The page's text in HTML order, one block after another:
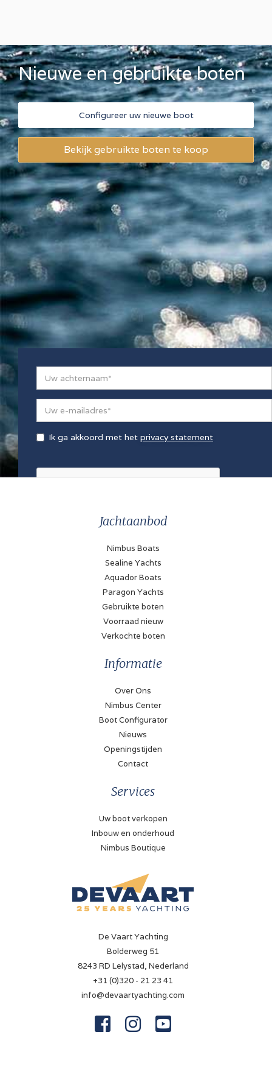
Nieuwe en gebruikte boten
Configureer uw nieuwe boot
Bekijk gebruikte boten te koop
Ik ga akkoord met het privacy statement
Jachtaanbod
Nimbus Boats
Sealine Yachts
Aquador Boats
Paragon Yachts
Gebruikte boten
Voorraad nieuw
Verkochte boten
Informatie
Over Ons
Nimbus Center
Boot Configurator
Nieuws
Openingstijden
Contact
Services
Uw boot verkopen
Inbouw en onderhoud
Nimbus Boutique
De Vaart Yachting
Bolderweg 51
8243 RD Lelystad, Nederland
+31 (0)320 - 21 23 41
info@devaartyachting.com
  